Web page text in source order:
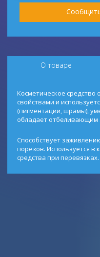
О товаре
Косметическое средство
свойствами и
(пигментации, шрамы),
обладает отбеливающим
Способствует
порезов. Используется в
средства при перевязках.